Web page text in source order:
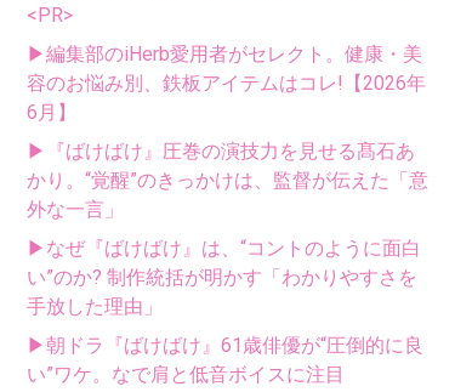
<PR>
▶編集部のiHerb愛用者がセレクト。健康・美
容のお悩み別、鉄板アイテムはコレ!【2026年
6月】
▶『ばけばけ』圧巻の演技力を見せる髙石あ
かり。“覚醒”のきっかけは、監督が伝えた「意
外な一言」
▶なぜ『ばけばけ』は、“コントのように面白
い”のか? 制作統括が明かす「わかりやすさを
手放した理由」
▶朝ドラ『ばけばけ』61歳俳優が“圧倒的に良
い”ワケ。なで肩と低音ボイスに注目